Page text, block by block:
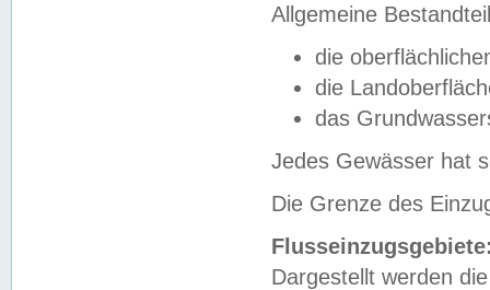
Allgemeine
die
die
das
Jedes Gewässer hat
Die Grenze des
Dargestellt werden